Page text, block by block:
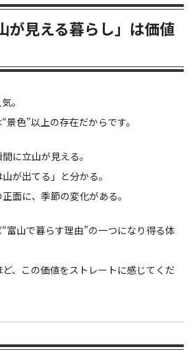
が見える暮らし」は価値
。
色”以上の存在だからです。
に立山が見える。
が出てる」と分かる。
面に、季節の変化がある。
富山で暮らす理由”の一つになり得る体
、この価値をストレートに感じてくだ